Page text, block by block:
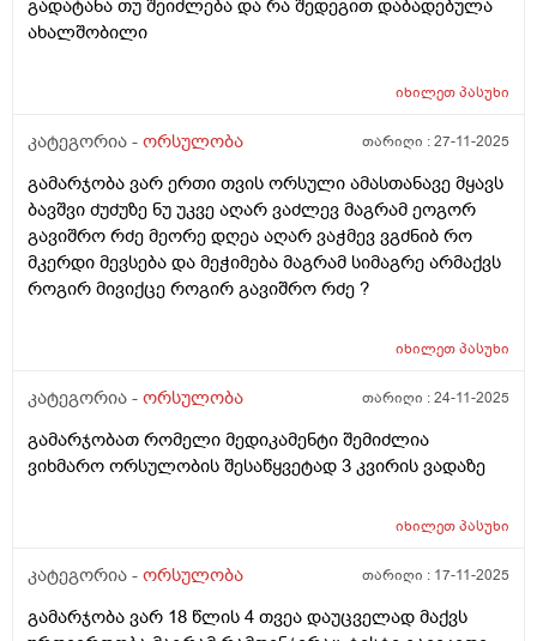
გადატანა თუ შეიძლება და რა შედეგით დაბადებულა
ახალშობილი
იხილეთპასუხი
კატეგორია - ორსულობა თარიღი :27-11-2025
გამარჯობა ვარ ერთი თვის ორსული ამასთანავე მყავს
ბავშვი ძუძუზე ნუ უკვე აღარ ვაძლევ მაგრამ ეოგორ
გავიშრო რძე მეორე დღეა აღარ ვაჭმევ ვგძნიბ რო
მკერდი მევსება და მეჭიმება მაგრამ სიმაგრე არმაქვს
როგირ მივიქცე როგირ გავიშრო რძე ?
იხილეთპასუხი
კატეგორია - ორსულობა თარიღი :24-11-2025
გამარჯობათ რომელი მედიკამენტი შემიძლია
ვიხმარო ორსულობის შესაწყვეტად 3 კვირის ვადაზე
იხილეთპასუხი
კატეგორია - ორსულობა თარიღი : 17-11-2025
გამარჯობა ვარ 18 წლის 4 თვეა დაუცველად მაქვს